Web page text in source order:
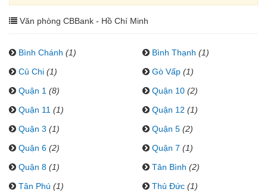
Văn phòng CBBank - Hồ Chí Minh
Bình Chánh (1) Bình Thạnh (1)
Củ Chi (1) Gò Vấp (1)
Quận 1 (8) Quận 10 (2)
Quận 11 (1) Quận 12 (1)
Quận 3 (1) Quận 5 (2)
Quận 6 (2) Quận 7 (1)
Quận 8 (1) Tân Bình (2)
Tân Phú (1) Thủ Đức (1)